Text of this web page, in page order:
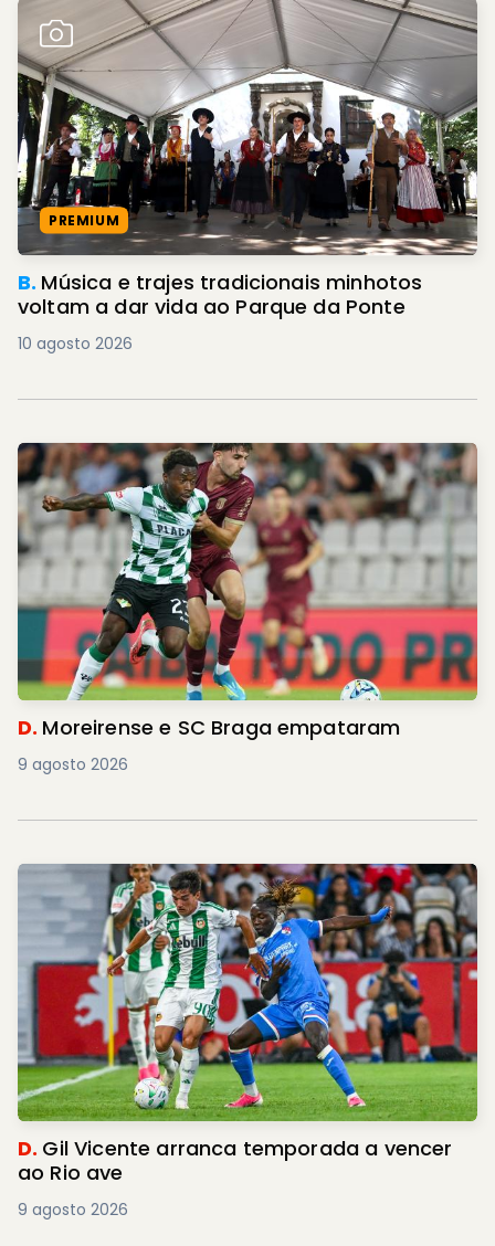
PREMIUM
B. Música e trajes tradicionais minhotos
voltam a dar vida ao Parque da Ponte
10 agosto 2026
D. Moreirense e SC Braga empataram
9 agosto 2026
D. Gil Vicente arranca temporada a vencer
ao Rio ave
9 agosto 2026